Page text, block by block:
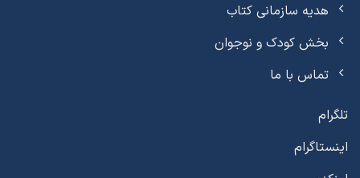
هدیه سازمانی کتاب
بخش کودک و نوجوان
تماس با ما
تلگرام
اینستاگرام